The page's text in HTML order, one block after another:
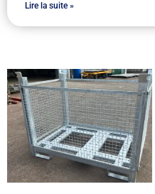
Lire la suite »